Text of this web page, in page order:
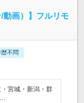
動画）】フルリモ
歴不問
・宮城・新潟・群